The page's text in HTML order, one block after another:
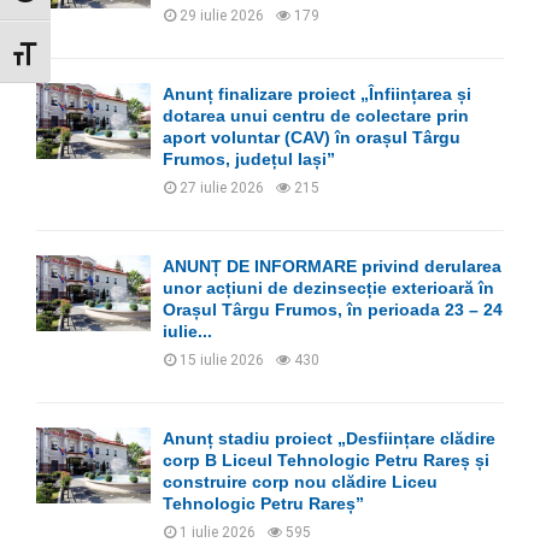
GLISOR MĂRIME FONT
29 iulie 2026 179
Anunț finalizare proiect „Înființarea și
dotarea unui centru de colectare prin
aport voluntar (CAV) în orașul Târgu
Frumos, județul Iași”
27 iulie 2026 215
ANUNȚ DE INFORMARE privind derularea
unor acțiuni de dezinsecție exterioară în
Orașul Târgu Frumos, în perioada 23 – 24
iulie...
15 iulie 2026 430
Anunț stadiu proiect „Desființare clădire
corp B Liceul Tehnologic Petru Rareș și
construire corp nou clădire Liceu
Tehnologic Petru Rareș”
1 iulie 2026 595